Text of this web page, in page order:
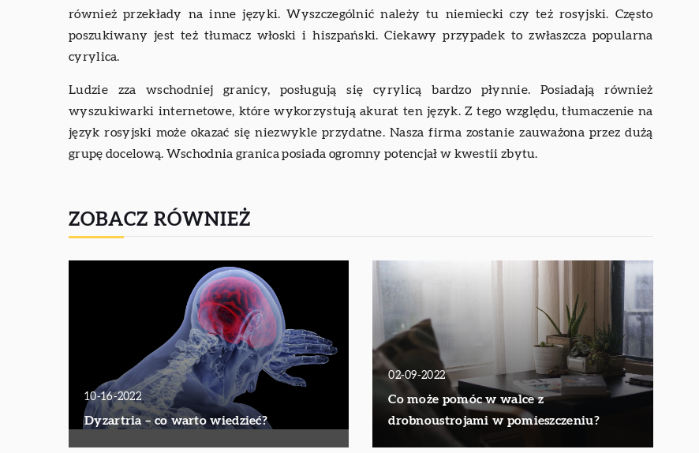
również przekłady na inne języki. Wyszczególnić należy tu niemiecki czy też rosyjski. Często
poszukiwany jest też tłumacz włoski i hiszpański. Ciekawy przypadek to zwłaszcza popularna
cyrylica.
Ludzie zza wschodniej granicy, posługują się cyrylicą bardzo płynnie. Posiadają również
wyszukiwarki internetowe, które wykorzystują akurat ten język. Z tego względu, tłumaczenie na
język rosyjski może okazać się niezwykle przydatne. Nasza firma zostanie zauważona przez dużą
grupę docelową. Wschodnia granica posiada ogromny potencjał w kwestii zbytu.
ZOBACZ RÓWNIEŻ
10-16-2022
Dyzartria – co warto wiedzieć?
02-09-2022
Co może pomóc w walce z
drobnoustrojami w pomieszczeniu?